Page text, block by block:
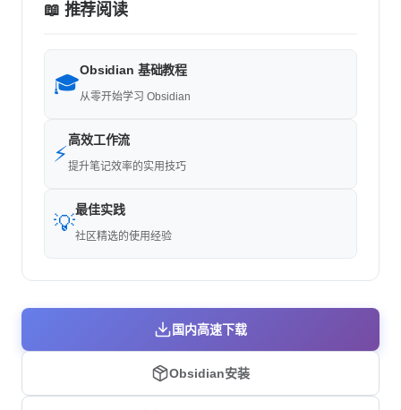
📖 推荐阅读
🎓
Obsidian 基础教程
从零开始学习 Obsidian
⚡
高效工作流
提升笔记效率的实用技巧
💡
最佳实践
社区精选的使用经验
国内高速下载
Obsidian安装